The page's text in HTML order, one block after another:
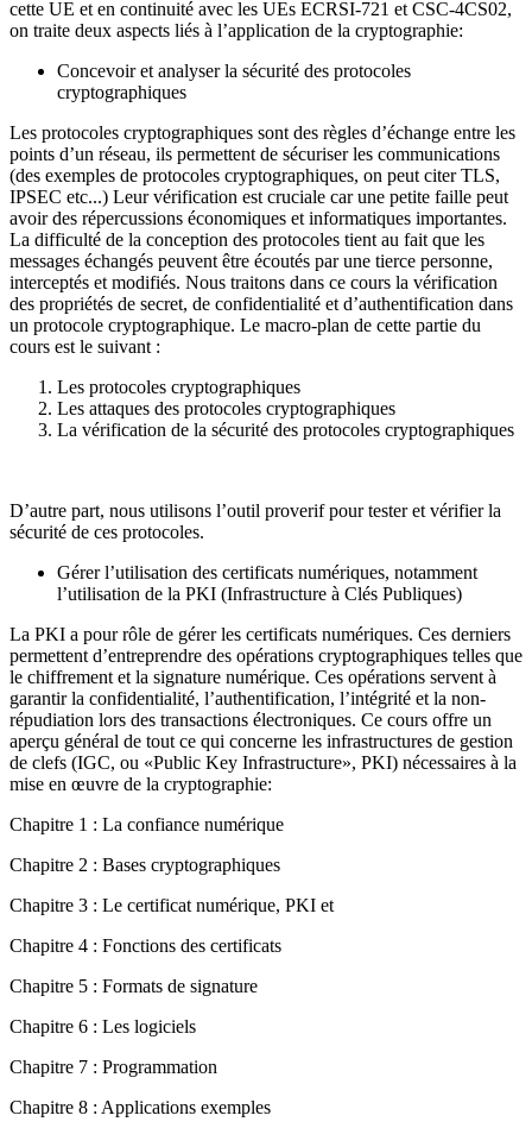
cette UE et en continuité avec les UEs ECRSI-721 et CSC-4CS02,
on traite deux aspects liés à l’application de la cryptographie:
Concevoir et analyser la sécurité des protocoles
cryptographiques
Les protocoles cryptographiques sont des règles d’échange entre les
points d’un réseau, ils permettent de sécuriser les communications
(des exemples de protocoles cryptographiques, on peut citer TLS,
IPSEC etc...) Leur vérification est cruciale car une petite faille peut
avoir des répercussions économiques et informatiques importantes.
La difficulté de la conception des protocoles tient au fait que les
messages échangés peuvent être écoutés par une tierce personne,
interceptés et modifiés. Nous traitons dans ce cours la vérification
des propriétés de secret, de confidentialité et d’authentification dans
un protocole cryptographique. Le macro-plan de cette partie du
cours est le suivant :
Les protocoles cryptographiques
Les attaques des protocoles cryptographiques
La vérification de la sécurité des protocoles cryptographiques
D’autre part, nous utilisons l’outil proverif pour tester et vérifier la
sécurité de ces protocoles.
Gérer l’utilisation des certificats numériques, notamment
l’utilisation de la PKI (Infrastructure à Clés Publiques)
La PKI a pour rôle de gérer les certificats numériques. Ces derniers
permettent d’entreprendre des opérations cryptographiques telles que
le chiffrement et la signature numérique. Ces opérations servent à
garantir la confidentialité, l’authentification, l’intégrité et la non-
répudiation lors des transactions électroniques. Ce cours offre un
aperçu général de tout ce qui concerne les infrastructures de gestion
de clefs (IGC, ou «Public Key Infrastructure», PKI) nécessaires à la
mise en œuvre de la cryptographie:
Chapitre 1 : La confiance numérique
Chapitre 2 : Bases cryptographiques
Chapitre 3 : Le certificat numérique, PKI et
Chapitre 4 : Fonctions des certificats
Chapitre 5 : Formats de signature
Chapitre 6 : Les logiciels
Chapitre 7 : Programmation
Chapitre 8 : Applications exemples